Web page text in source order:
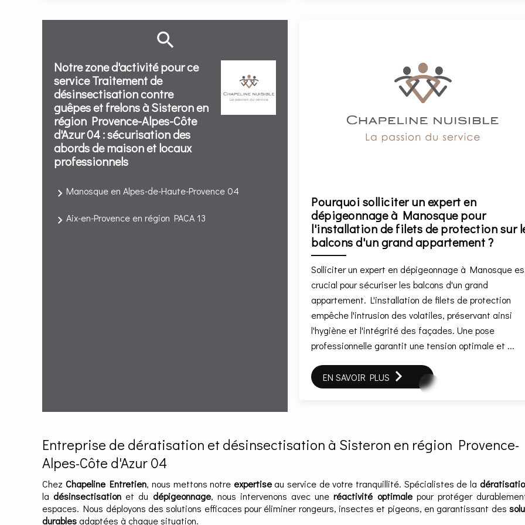
Notre zone d'activité pour ce
service Traitement de
désinsectisation contre
guêpes et frelons à Sisteron en
région Provence-Alpes-Côte
d'Azur 04 : sécurisation des
abords de maison et locaux
professionnels
Manosque en Alpes-de-Haute-Provence 04
Aix-en-Provence en région PACA 13
Pourquoi solliciter un expert en
dépigeonnage à Manosque pour
l'installation de filets de protection sur
balcons d'un grand appartement ?
Solliciter un expert en dépigeonnage à Manosque
crucial pour sécuriser les balcons d'un grand
appartement. L'installation de filets de protection
empêche l'intrusion des volatiles, préservant ainsi
l'hygiène et l'intégrité des façades. Une pose
professionnelle garantit une tension optimale et ...
EN SAVOIR PLUS
Entreprise de dératisation et désinsectisation à Sisteron en région Provence-
Alpes-Côte d'Azur 04
Chez Chapeline Entretien, nous mettons notre expertiseau service de votre tranquillité. Spécialistes de la
ladésinsectisation et du dépigeonnage, nous intervenons avec uneréactivité optimalepour protéger
espaces. Nous déployons des solutions efficaces pour éliminer rongeurs, insectes et pigeons, en garantissant des
durables adaptées à chaque situation.